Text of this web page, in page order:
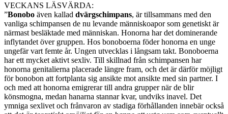
VECKANS LÄSVÄRDA:
”Bonobo även kallad dvärgschimpans, är tillsammans med den
vanliga schimpansen de nu levande människoapor som genetiskt är
närmast besläktade med människan. Honorna har det dominerande
inflytandet över gruppen. Hos bonoboerna föder honorna en unge
ungefär vart femte år. Ungen utvecklas i långsam takt. Bonoboerna
har ett mycket aktivt sexliv. Till skillnad från schimpansen har
honorna genitalierna placerade längre fram, och det är därför möjligt
för bonobon att fortplanta sig ansikte mot ansikte med sin partner. I
och med att honorna emigrerar till andra grupper när de blir
könsmogna, medan hanarna stannar kvar, undviks inavel. Det
ymniga sexlivet och frånvaron av stadiga förhållanden innebär också